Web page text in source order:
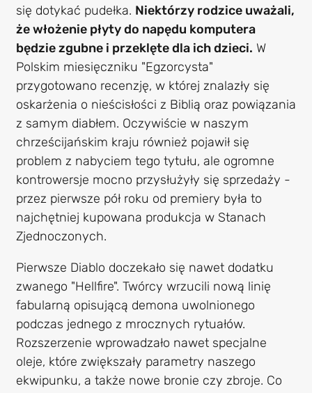
się dotykać pudełka. Niektórzy rodzice uważali,
że włożenie płyty do napędu komputera
będzie zgubne i przeklęte dla ich dzieci. W
Polskim miesięczniku "Egzorcysta"
przygotowano recenzję, w której znalazły się
oskarżenia o nieścisłości z Biblią oraz powiązania
z samym diabłem. Oczywiście w naszym
chrześcijańskim kraju również pojawił się
problem z nabyciem tego tytułu, ale ogromne
kontrowersje mocno przysłużyły się sprzedaży -
przez pierwsze pół roku od premiery była to
najchętniej kupowana produkcja w Stanach
Zjednoczonych.
Pierwsze Diablo doczekało się nawet dodatku
zwanego "Hellfire". Twórcy wrzucili nową linię
fabularną opisującą demona uwolnionego
podczas jednego z mrocznych rytuałów.
Rozszerzenie wprowadzało nawet specjalne
oleje, które zwiększały parametry naszego
ekwipunku, a także nowe bronie czy zbroje. Co